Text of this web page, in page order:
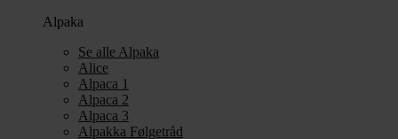
Alpaka
Se alle Alpaka
Alice
Alpaca 1
Alpaca 2
Alpaca 3
Alpakka Følgetråd